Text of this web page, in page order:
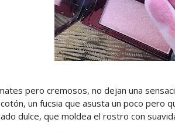
pero cremosos, no dejan una
un fucsia que asusta un poco pero
dulce, que moldea el rostro con